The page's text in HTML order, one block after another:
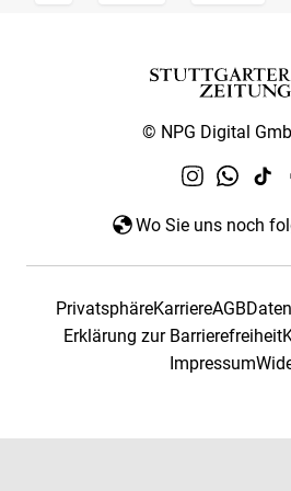
© NPG Digital
Wo Sie uns noch
PrivatsphäreKarriereAGB
Erklärung zur Barrierefreiheit
Impressum